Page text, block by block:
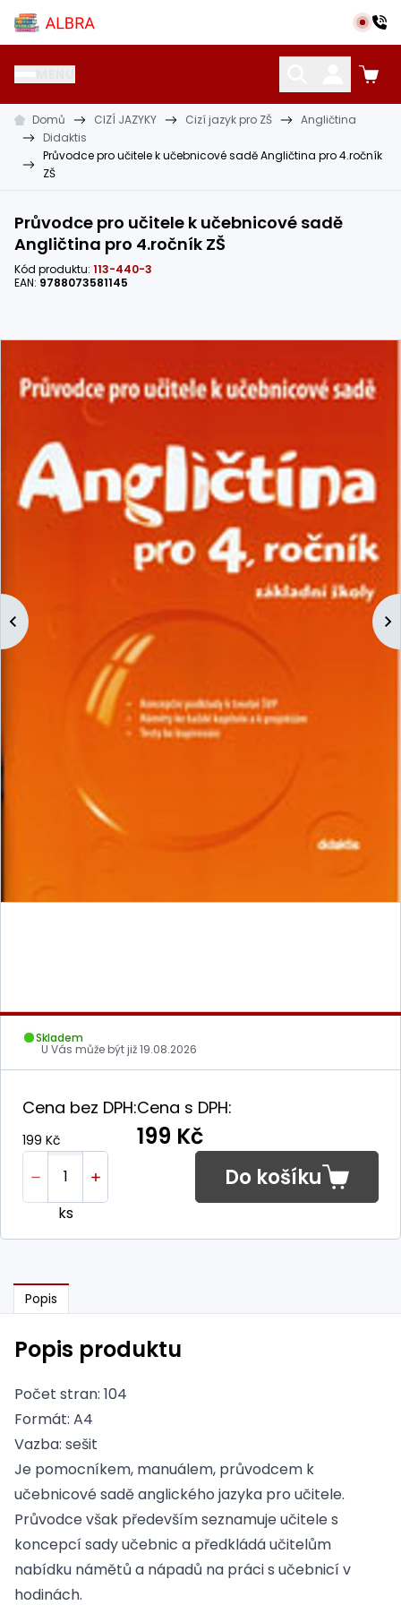
Přeskočit na hlavní obsah
Albra s.r.o.
KATALOG UČEBNIC CIZÍ JAZYKY OSTATNÍ POMŮCKY
Domů CIZÍ JAZYKY Cizí jazyk pro ZŠ
Angličtina
Didaktis
Průvodce pro učitele k učebnicové sadě Angličtina pro 4.ročník
ZŠ
Průvodce pro učitele k učebnicové sadě
Angličtina pro 4.ročník ZŠ
Kód produktu: 113-440-3
EAN: 9788073581145
Skladem
U Vás může být již19.08.2026
Cena bez DPH:
199 Kč
Cena s DPH:
199 Kč
ks
Do košíku
Popis
Popis produktu
Počet stran: 104
Formát: A4
Vazba: sešit
Je pomocníkem, manuálem, průvodcem k
učebnicové sadě anglického jazyka pro učitele.
Průvodce však především seznamuje učitele s
koncepcí sady učebnic a předkládá učitelům
nabídku námětů a nápadů na práci s učebnicí v
hodinách.